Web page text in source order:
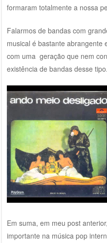
formaram totalmente a nossa
Falarmos de bandas com
musical é bastante abrangente
com uma geração que nem
existência de bandas desse tipo.
Em suma, em meu post
importante na música pop